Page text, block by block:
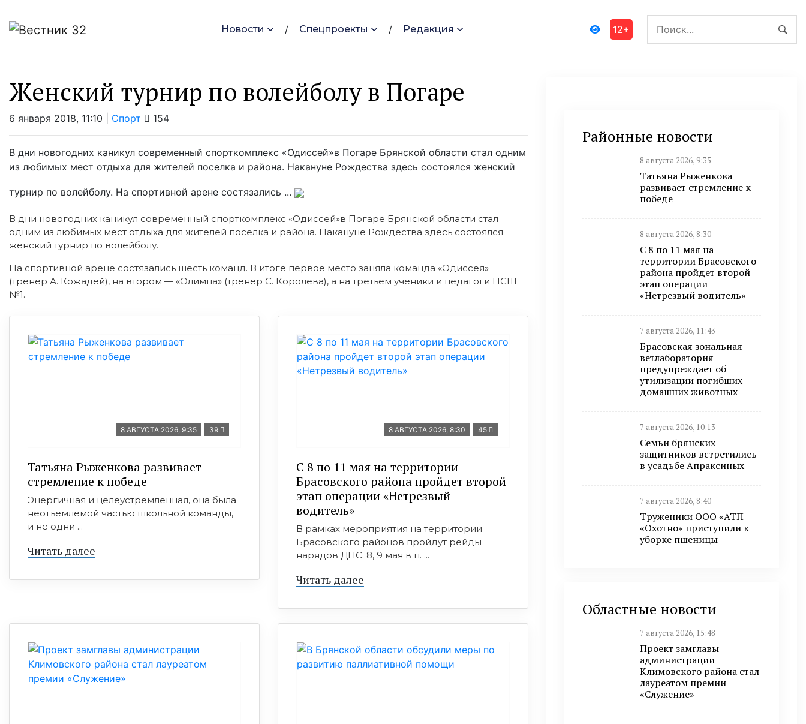
Новости Спецпроекты Редакция 12+
Женский турнир по волейболу в Погаре
6 января 2018, 11:10 | Спорт 154
В дни новогодних каникул современный спорткомплекс «Одиссей»в Погаре Брянской области стал одним
из любимых мест отдыха для жителей поселка и района. Накануне Рождества здесь состоялся женский
турнир по волейболу. На спортивной арене состязались ...
В дни новогодних каникул современный спорткомплекс «Одиссей»в Погаре Брянской области стал
одним из любимых мест отдыха для жителей поселка и района. Накануне Рождества здесь состоялся
женский турнир по волейболу.
На спортивной арене состязались шесть команд. В итоге первое место заняла команда «Одиссея»
(тренер А. Кожадей), на втором — «Олимпа» (тренер С. Королева), а на третьем ученики и педагоги ПСШ
№1.
8 АВГУСТА 2026, 9:35 39
Татьяна Рыженкова развивает
стремление к победе
Энергичная и целеустремленная, она была
неотъемлемой частью школьной команды,
и не одни ...
Читать далее
8 АВГУСТА 2026, 8:30 45
С 8 по 11 мая на территории
Брасовского района пройдет второй
этап операции «Нетрезвый
водитель»
В рамках мероприятия на территории
Брасовского районов пройдут рейды
нарядов ДПС. 8, 9 мая в п. ...
Читать далее
Районные новости
8 августа 2026, 9:35
Татьяна Рыженкова
развивает стремление к
победе
8 августа 2026, 8:30
С 8 по 11 мая на
территории Брасовского
района пройдет второй
этап операции
«Нетрезвый водитель»
7 августа 2026, 11:43
Брасовская зональная
ветлаборатория
предупреждает об
утилизации погибших
домашних животных
7 августа 2026, 10:13
Семьи брянских
защитников встретились
в усадьбе Апраксиных
7 августа 2026, 8:40
Труженики ООО «АТП
«Охотно» приступили к
уборке пшеницы
Областные новости
7 августа 2026, 15:48
Проект замглавы
администрации
Климовского района стал
лауреатом премии
«Служение»